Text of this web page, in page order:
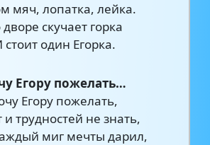
мяч, лопатка, лейка.
дворе скучает горка
стоит один Егорка.
Егору пожелать…
Егору пожелать,
и трудностей не знать,
миг мечты дарил,